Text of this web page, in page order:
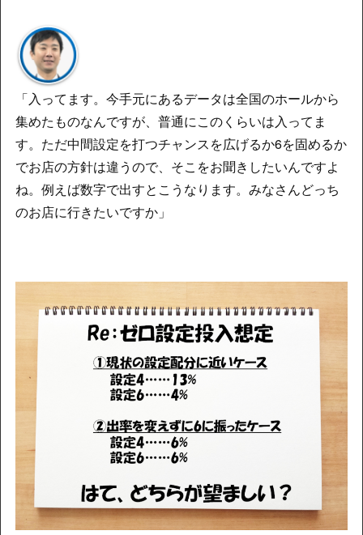
「入ってます。今手元にあるデータは全国のホールから
集めたものなんですが、普通にこのくらいは入ってま
す。ただ中間設定を打つチャンスを広げるか6を固めるか
でお店の方針は違うので、そこをお聞きしたいんですよ
ね。例えば数字で出すとこうなります。みなさんどっち
のお店に行きたいですか」